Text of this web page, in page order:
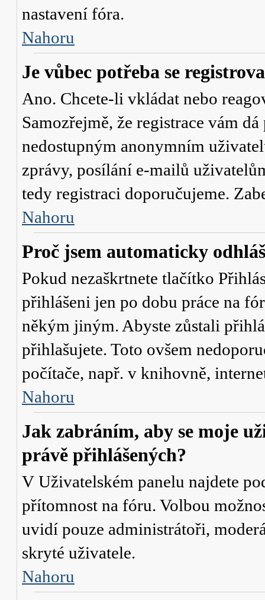
nastavení fóra.
Nahoru
Je vůbec potřeba se
Ano. Chcete-li vkládat nebo
Samozřejmě, že registrace vám
nedostupným anonymním
zprávy, posílání e-mailů
tedy registraci doporučujeme.
Nahoru
Proč jsem automaticky
Pokud nezaškrtnete tlačítko
přihlášeni jen po dobu práce na
někým jiným. Abyste zůstali
přihlašujete. Toto ovšem
počítače, např. v knihovně,
Nahoru
Jak zabráním, aby se moje
právě přihlášených?
V Uživatelském panelu najdete
přítomnost na fóru. Volbou
uvidí pouze administrátoři,
skryté uživatele.
Nahoru